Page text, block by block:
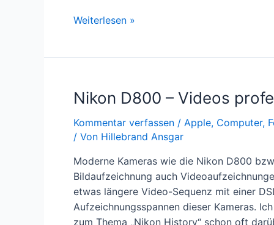
Fotoschule
Weiterlesen »
Nikon D800 – Videos
Kommentar verfassen / Apple, Computer,
/ Von Hillebrand Ansgar
Moderne Kameras wie die Nikon D800
Bildaufzeichnung auch
etwas längere Video-Sequenz mit einer
Aufzeichnungsspannen dieser Kameras.
zum Thema „Nikon History“ schon oft